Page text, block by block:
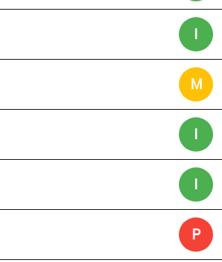
I
M
I
I
P